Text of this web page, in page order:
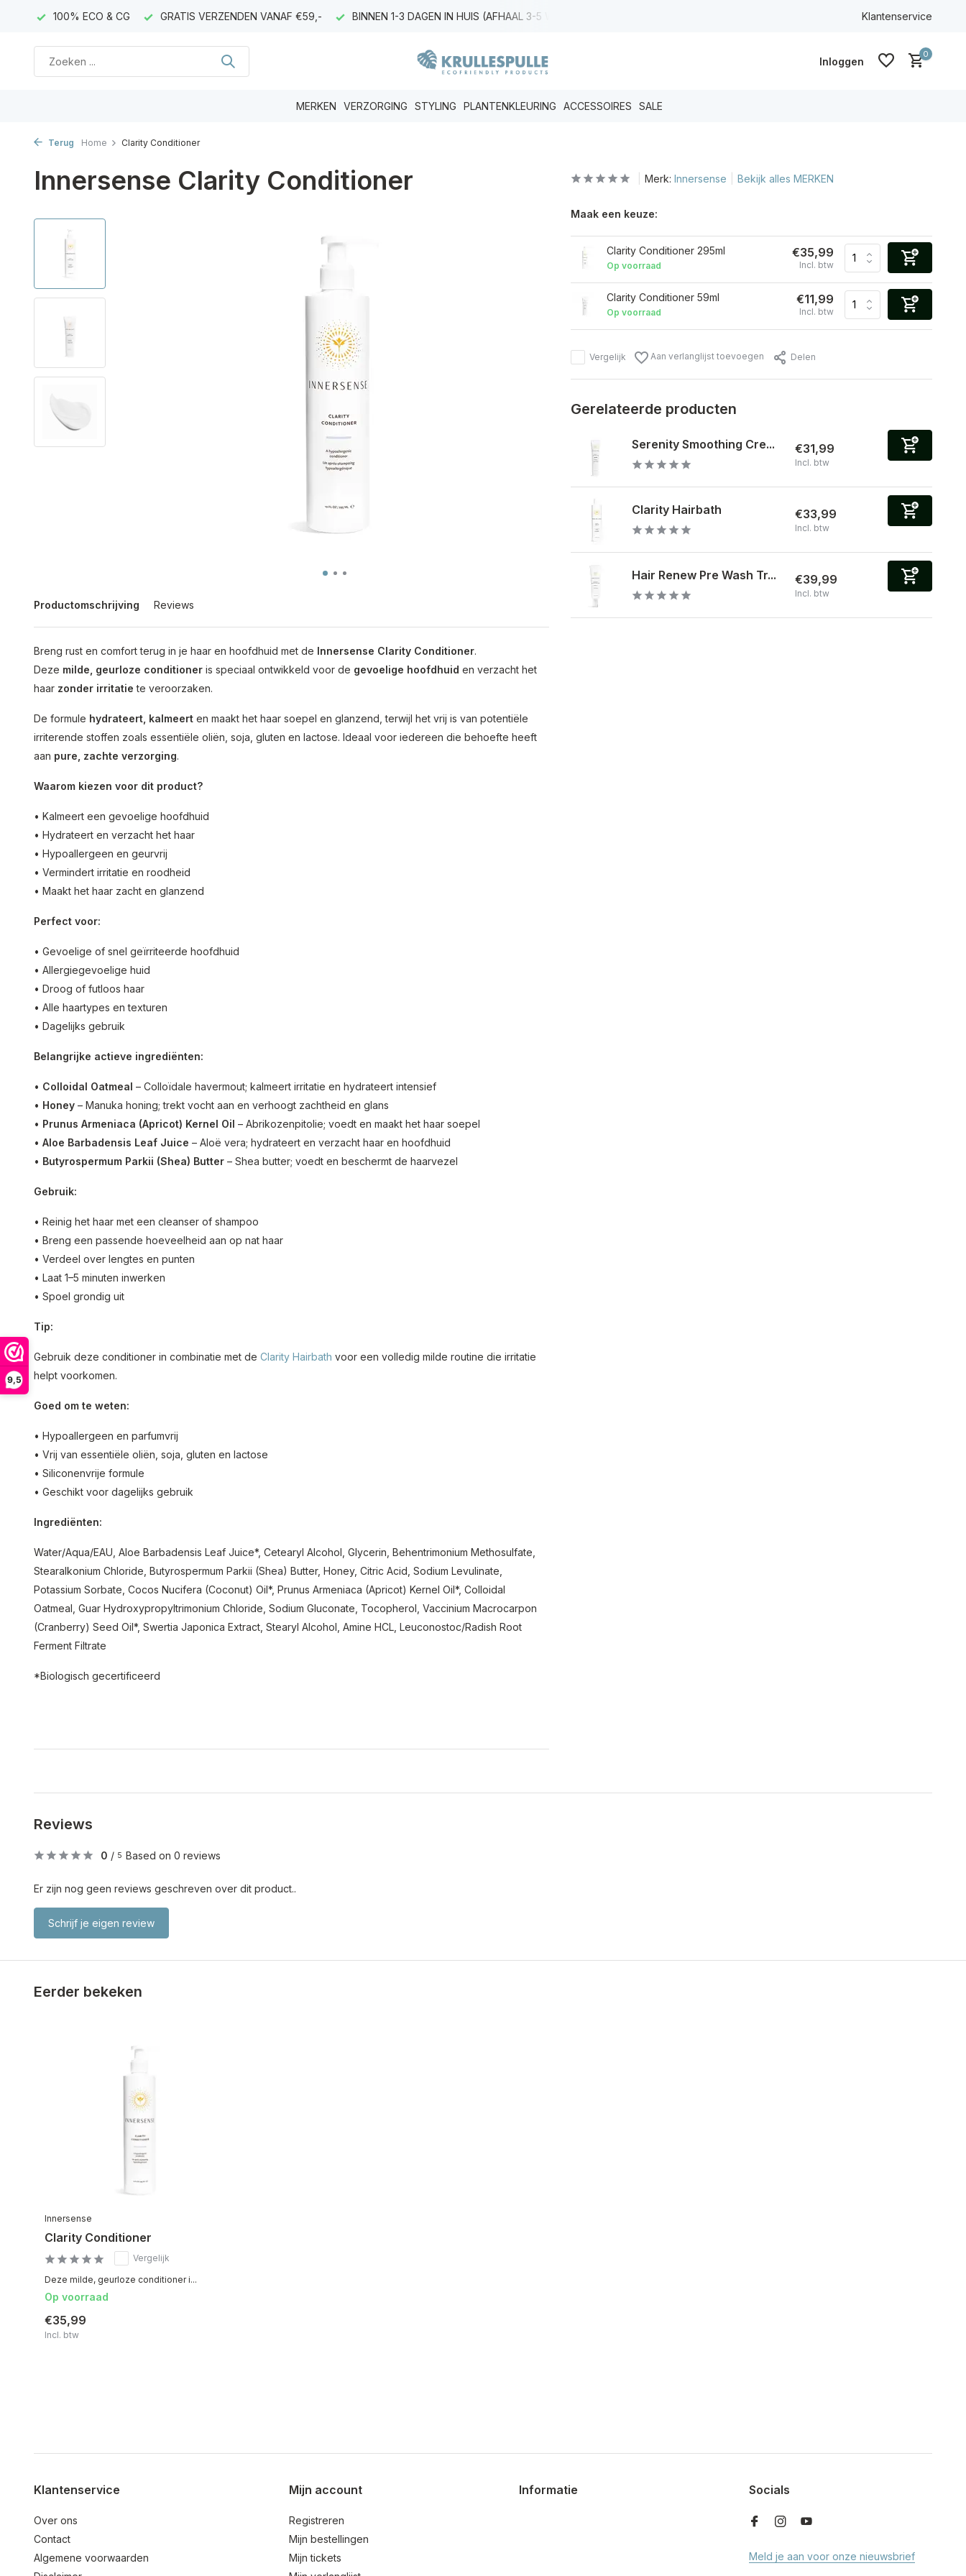
9,5
100% ECO & CG GRATIS VERZENDEN VANAF €59,- BINNEN 1-3 DAGEN IN HUIS (AFHAAL 3-5 WERKDAGEN) Klantenservice
Inloggen
0
MERKEN VERZORGING STYLING PLANTENKLEURING ACCESSOIRES SALE
Terug Home Clarity Conditioner
Innersense Clarity Conditioner
Productomschrijving Reviews
Breng rust en comfort terug in je haar en hoofdhuid met de Innersense Clarity Conditioner.
Deze milde, geurloze conditioner is speciaal ontwikkeld voor de gevoelige hoofdhuid en verzacht het
haar zonder irritatie te veroorzaken.
De formule hydrateert, kalmeert en maakt het haar soepel en glanzend, terwijl het vrij is van potentiële
irriterende stoffen zoals essentiële oliën, soja, gluten en lactose. Ideaal voor iedereen die behoefte heeft
aan pure, zachte verzorging.
Waarom kiezen voor dit product?
• Kalmeert een gevoelige hoofdhuid
• Hydrateert en verzacht het haar
• Hypoallergeen en geurvrij
• Vermindert irritatie en roodheid
• Maakt het haar zacht en glanzend
Perfect voor:
• Gevoelige of snel geïrriteerde hoofdhuid
• Allergiegevoelige huid
• Droog of futloos haar
• Alle haartypes en texturen
• Dagelijks gebruik
Belangrijke actieve ingrediënten:
• Colloidal Oatmeal – Colloïdale havermout; kalmeert irritatie en hydrateert intensief
• Honey – Manuka honing; trekt vocht aan en verhoogt zachtheid en glans
• Prunus Armeniaca (Apricot) Kernel Oil – Abrikozenpitolie; voedt en maakt het haar soepel
• Aloe Barbadensis Leaf Juice – Aloë vera; hydrateert en verzacht haar en hoofdhuid
• Butyrospermum Parkii (Shea) Butter – Shea butter; voedt en beschermt de haarvezel
Gebruik:
• Reinig het haar met een cleanser of shampoo
• Breng een passende hoeveelheid aan op nat haar
• Verdeel over lengtes en punten
• Laat 1–5 minuten inwerken
• Spoel grondig uit
Tip:
Gebruik deze conditioner in combinatie met de Clarity Hairbath voor een volledig milde routine die irritatie
helpt voorkomen.
Goed om te weten:
• Hypoallergeen en parfumvrij
• Vrij van essentiële oliën, soja, gluten en lactose
• Siliconenvrije formule
• Geschikt voor dagelijks gebruik
Ingrediënten:
Water/Aqua/EAU, Aloe Barbadensis Leaf Juice*, Cetearyl Alcohol, Glycerin, Behentrimonium Methosulfate,
Stearalkonium Chloride, Butyrospermum Parkii (Shea) Butter, Honey, Citric Acid, Sodium Levulinate,
Potassium Sorbate, Cocos Nucifera (Coconut) Oil*, Prunus Armeniaca (Apricot) Kernel Oil*, Colloidal
Oatmeal, Guar Hydroxypropyltrimonium Chloride, Sodium Gluconate, Tocopherol, Vaccinium Macrocarpon
(Cranberry) Seed Oil*, Swertia Japonica Extract, Stearyl Alcohol, Amine HCL, Leuconostoc/Radish Root
Ferment Filtrate
*Biologisch gecertificeerd
Merk: Innersense Bekijk alles MERKEN
Maak een keuze:
Clarity Conditioner 295ml
Op voorraad
€35,99
Incl. btw
Clarity Conditioner 59ml
Op voorraad
€11,99
Incl. btw
Vergelijk Aan verlanglijst toevoegen Delen
Gerelateerde producten
Serenity Smoothing Cre... €31,99
Incl. btw
Clarity Hairbath €33,99
Incl. btw
Hair Renew Pre Wash Tr... €39,99
Incl. btw
Reviews
0 / 5 Based on 0 reviews
Er zijn nog geen reviews geschreven over dit product..
Schrijf je eigen review
Eerder bekeken
Innersense
Clarity Conditioner
Vergelijk
Deze milde, geurloze conditioner i...
Op voorraad
€35,99
Incl. btw
Klantenservice
Over ons
Contact
Algemene voorwaarden
Mijn account
Registreren
Mijn bestellingen
Mijn tickets
Informatie Socials
Meld je aan voor onze nieuwsbrief